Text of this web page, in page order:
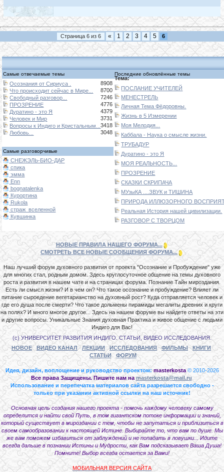
Страница 6из 6 « 1 2 3 4 5 6
Самые отвечаемые темы Последние обновлённые темы
Осознания от Сириуса .
8908
Что происходит сейчас в Мире...
8700
Свободный разговор...
7246
ПРОЗРЕНИЕ
4776
Дуратино - это Я
4379
Человек и Мир
3731
Вопросы к Индиго и Кристальным...3418
Любовь...
3048
Тема:
ПОСЛАНИЕ УЧИТЕЛЕЙ
МЕНЕСТРЕЛЬ
Личная Тема Фёдоровны.
Жизнь в 5 Измерении
Моя Мелодия...
Каббала - Наука о смысле жизни.
ТРУБАДУР
Дуратино - это Я
МОЯ РЕАЛЬНОСТЬ...
ПРОЗРЕНИЕ
СКАЗКИ СКРИПАЧА
МУзыКА ....ЗВУК и ТИШИНА
ПРИРОДА ИЛЛЮЗОРНОГО
Реальная История нашей цивилизации.
РАЗГОВОР С ТВОРЦОМ
Самые разговорчивые
СНЕЖЭЛЬ-БИО-ДАР
спика
эмма
Enn
bognatalenka
Курортина
Rukola
страж_вселенной
Кувшинка
НОВЫЕ ПРАВИЛА НАШЕГО ФОРУМА...
СМОТРЕТЬ ВСЕ НОВЫЕ СООБЩЕНИЯ ФОРУМА...
Наш лучший форум духовного развития от проекта "Осознание и Пробуждение" уже
для многих стал, родным домом. Здесь круглосуточное общение на темы духовного
роста и развития в нашем чате и на страницах форума. Познание Тайн мироздания.
Есть ли смысл жизни? И в чем он? Что такое осознание и пробуждение? Влияет ли
питание сыроедение вегетарианство на духовный рост? Куда отправляется человек и
где его душа после смерти? Что такое дольмены пирамиды мегалиты древних и круги
на полях? И много многое другое... Здесь на нашем форуме вы найдете ответы на эти
и другие вопросы. Уникальные Знания духовная Практика и живое общение с людьми
Индиго для Вас!
(с) УНИВЕРСИТЕТ РАЗВИТИЯ ИНДИГО. СТАТЬИ, ВИДЕО ИССЛЕДОВАНИЯ.
НОВОЕ
ВИДЕО КАНАЛ ЛЕКЦИИ ИССЛЕДОВАНИЯ ФИЛЬМЫ
КНИГИ
СТАТЬИ
ФОРУМ
Идея, дизайн, воплощение и руководство проектом: masterkosta © 2010-2026
Все права Защищены. Пишите нам на masterkosta@mail.ru
Использование и перепечатка материалов сайта разрешается свободно -
только при указании активной ссылки на наш источник!
Основная цель создания нашего проекта - помочь каждому человеку самому
определится и найти свой Путь, в том гигантском потоке информации и знаний,
который существует в мироздании с тем, чтобы не запутаться и приблизиться в
своем самообразовании к настоящей Истине. Выбирайте то, что вам по душе. Мы
же вам поможем избавиться от заблуждений и не попадать в ловушки... Идите
всегда дальше в познании Истины и Мудрости, как Вам подсказывает Ваша Душа!
Помните! Выбор всегда остается за Вами!
МОБИЛЬНАЯ ВЕРСИЯ САЙТА